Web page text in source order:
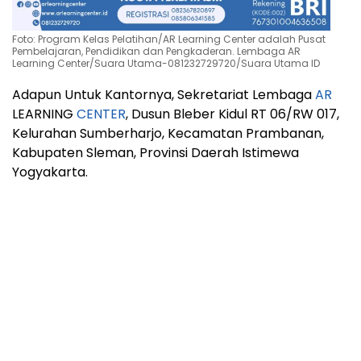
Foto: Program Kelas Pelatihan/AR Learning Center adalah Pusat
Pembelajaran, Pendidikan dan Pengkaderan. Lembaga AR
Learning Center/Suara Utama-081232729720/Suara Utama ID
Adapun Untuk Kantornya, Sekretariat LembagaAR
LEARNING CENTER, Dusun Bleber Kidul RT 06/RW 017,
Kelurahan Sumberharjo, Kecamatan Prambanan,
Kabupaten Sleman, Provinsi Daerah Istimewa
Yogyakarta.